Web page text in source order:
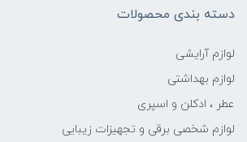
دسته بندی محصولات
لوازم آرایشی
لوازم بهداشتی
عطر ، ادکلن و اسپری
لوازم شخصی برقی و تجهیزات زیبایی